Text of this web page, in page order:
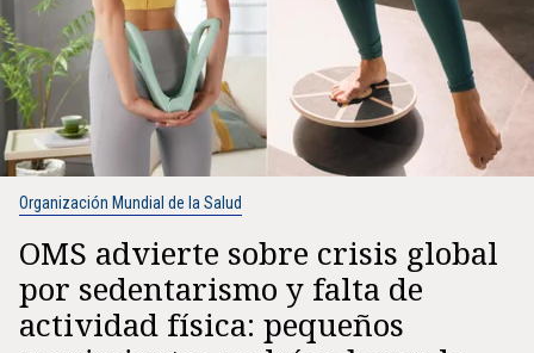
Organización Mundial de la Salud
OMS advierte sobre crisis global
por sedentarismo y falta de
actividad física: pequeños